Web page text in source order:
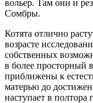
вольер. Там они и
Сомбры.
Котята отлично
возрасте
собственных
в более просторный
приближены к
матерью до
наступает в полтора